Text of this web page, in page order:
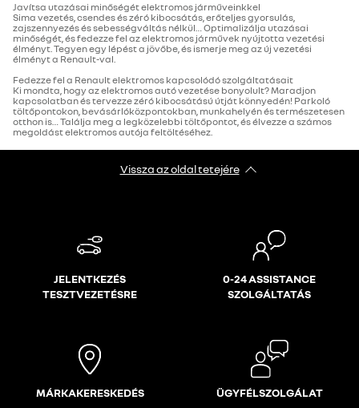
Javítsa utazásai minőségét elektromos járműveinkkel
Sima vezetés, csendes és zéró kibocsátás, erőteljes gyorsulás,
zajszennyezés és sebességváltás nélkül… Optimalizálja utazásai
minőségét, és fedezze fel az elektromos járművek nyújtotta vezetési
élményt. Tegyen egy lépést a jövőbe, és ismerje meg az új vezetési
élményt a Renault-val.
Fedezze fel a Renault elektromos kapcsolódó szolgáltatásait
Ki mondta, hogy az elektromos autó vezetése bonyolult? Maradjon
kapcsolatban és tervezze zéró kibocsátású útját könnyedén! Parkoló
töltőpontokon, bevásárlóközpontokban, munkahelyén és természetesen
otthon is… Találja meg a legközelebbi töltőpontot, és élvezze a számos
megoldást elektromos autója feltöltéséhez.
Vissza az oldal tetejére
JELENTKEZÉS
TESZTVEZETÉSRE
0-24 ASSISTANCE
SZOLGÁLTATÁS
MÁRKAKERESKEDÉS ÜGYFÉLSZOLGÁLAT